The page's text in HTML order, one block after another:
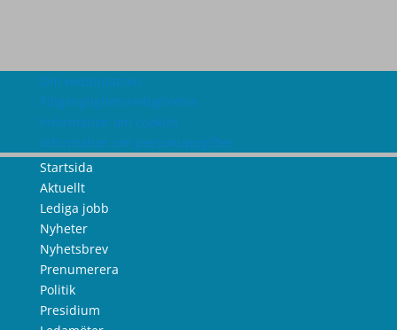
Om webbplatsen
Tillgänglighetsredogörelse
Information om cookies
Information om personuppgifter
Startsida
Aktuellt
Lediga jobb
Nyheter
Nyhetsbrev
Prenumerera
Politik
Presidium